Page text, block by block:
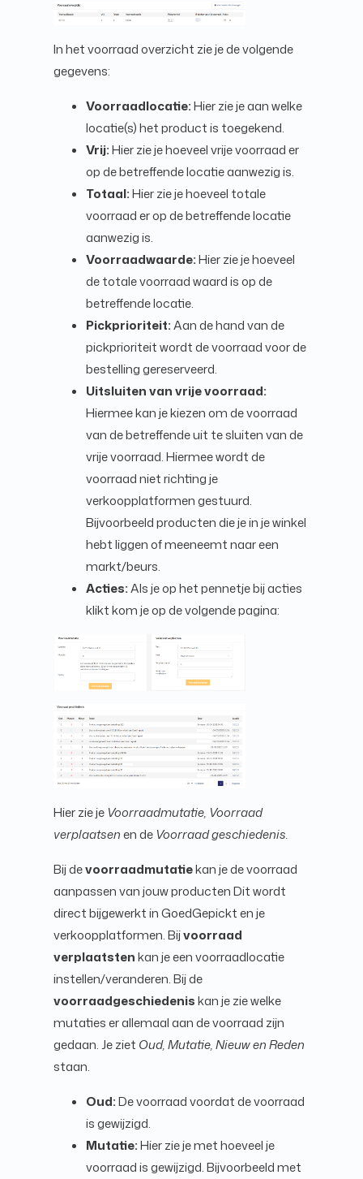
In het voorraad overzicht zie je de volgende
gegevens:
Voorraadlocatie:Hier zie je aan welke
locatie(s) het product is toegekend.
Vrij:Hier zie je hoeveel vrije voorraad er
op de betreffende locatie aanwezig is.
Totaal:Hier zie je hoeveel totale
voorraad er op de betreffende locatie
aanwezig is.
Voorraadwaarde:Hier zie je hoeveel
de totale voorraad waard is op de
betreffende locatie.
Pickprioriteit:Aan de hand van de
pickprioriteit wordt de voorraad voor de
bestelling gereserveerd.
Uitsluiten van vrije voorraad:
Hiermee kan je kiezen om de voorraad
van de betreffende uit te sluiten van de
vrije voorraad. Hiermee wordt de
voorraad niet richting je
verkoopplatformen gestuurd.
Bijvoorbeeld producten die je in je winkel
hebt liggen of meeneemt naar een
markt/beurs.
Acties:Als je op het pennetje bij acties
klikt kom je op de volgende pagina:
Hier zie je Voorraadmutatie, Voorraad
verplaatsenen de Voorraad geschiedenis.
Bij devoorraadmutatiekan je de voorraad
aanpassen van jouw producten Dit wordt
direct bijgewerkt in GoedGepickt en je
verkoopplatformen. Bijvoorraad
verplaatstenkan je een voorraadlocatie
instellen/veranderen. Bij de
voorraadgeschiedeniskan je zie welke
mutaties er allemaal aan de voorraad zijn
gedaan. Je ziet Oud, Mutatie, Nieuw en Reden
staan.
Oud:De voorraad voordat de voorraad
is gewijzigd.
Mutatie:Hier zie je met hoeveel je
voorraad is gewijzigd. Bijvoorbeeld met